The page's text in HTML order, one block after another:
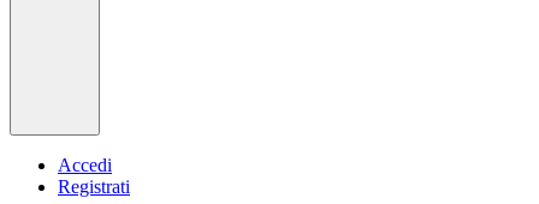
Accedi
Registrati